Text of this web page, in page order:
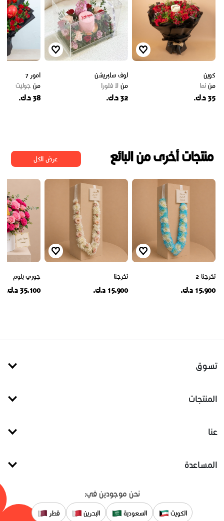
كوين
من نما
35 د.ك.
لوڤ سلبريشن
من لا فلورا
32 د.ك.
امور 7
من جوليت
38 د.ك.
منتجات أخرى من البائع عرض الكل
تخرجنا 2
15.900 د.ك.
تخرجنا
15.900 د.ك.
جوري بلوم
35.100 د.ك.
تسوق
المنتجات
عنا
المساعدة
نحن موجودين في:
الكويت السعودية البحرين قطر